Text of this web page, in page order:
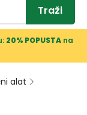
Traži
20% POPUSTAna
alat